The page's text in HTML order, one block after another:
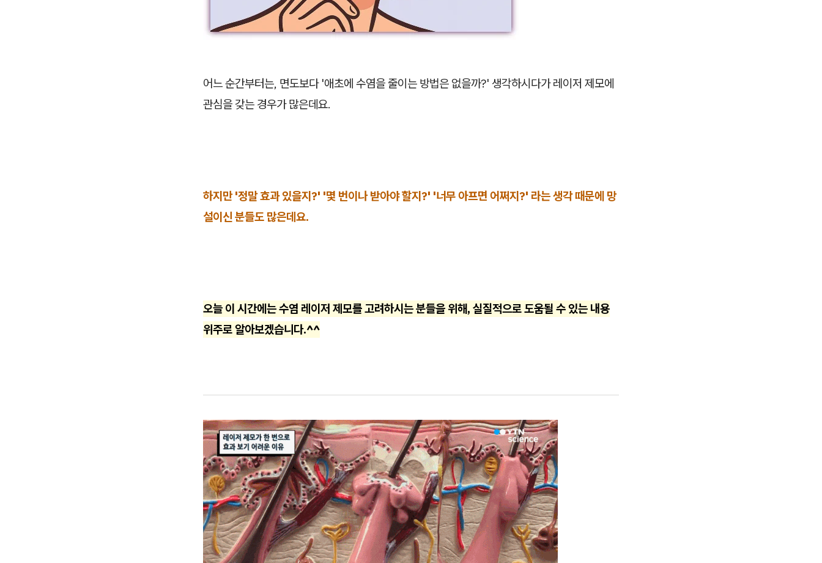
어느 순간부터는, 면도보다 '애초에 수염을 줄이는 방법은 없을까?' 생각하시다가 레이저 제모에
관심을 갖는 경우가 많은데요.
하지만 '정말 효과 있을지?' '몇 번이나 받아야 할지?' '너무 아프면 어쩌지?' 라는 생각 때문에 망
설이신 분들도 많은데요.
오늘 이 시간에는 수염 레이저 제모를 고려하시는 분들을 위해, 실질적으로 도움될 수 있는 내용
위주로 알아보겠습니다.^^